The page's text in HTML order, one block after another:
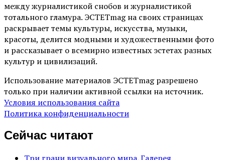
между журналистикой снобов и журналистикой
тотального гламура. ЭСТЕТmag на своих страницах
раскрывает темы культуры, искусства, музыки,
красоты, делится модными и художественными фото
и рассказывает о всемирно известных эстетах разных
культур и цивилизаций.
Использование материалов ЭСТЕТmag разрешено
только при наличии активной ссылки на источник.
Условия использования сайта
Политика конфиденциальности
Сейчас читают